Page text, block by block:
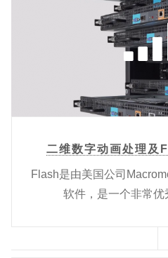
二维数字动画处理及
Flash是由美国公司
软件，是一个非常优